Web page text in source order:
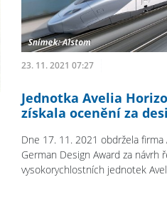
23. 11. 2021 07:27
Jednotka Avelia
získala ocenění za
Dne 17. 11. 2021 obdržela
German Design Award za návrh
vysokorychlostních jednotek